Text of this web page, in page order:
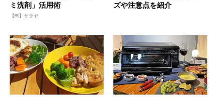
ミ洗剤」活用術
【PR】サラヤ
ズや注意点を紹介